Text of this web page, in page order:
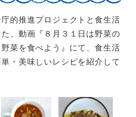
的推進プロジェクトと食生活
、動画『８月３１日は野菜の
菜を食べよう』にて、食生活
・美味しいレシピを紹介して